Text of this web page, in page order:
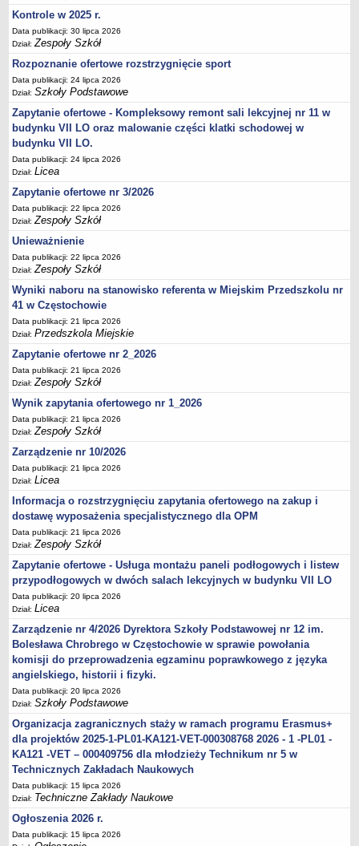
PONOWNE WYKORZYSTYWANIE
Sprawozdania
Deklaracja dostępności
DEKLARACJA DOSTĘPNOŚCI
OŚWIADCZENIA MAJĄTKOWE
PONOWNE WYKORZYSTYWANIE
UDOSTĘPNIANIE INFORMACJI PUBLICZNEJ
OCHRONA DANYCH OSOBOWYCH
Kontrole w 2025 r.
Data publikacji: 30 lipca 2026
Dział:Zespoły Szkół
Rozpoznanie ofertowe rozstrzygnięcie sport
Data publikacji: 24 lipca 2026
Dział:Szkoły Podstawowe
Zapytanie ofertowe - Kompleksowy remont sali lekcyjnej nr 11 w
budynku VII LO oraz malowanie części klatki schodowej w
budynku VII LO.
Data publikacji: 24 lipca 2026
Dział:Licea
Zapytanie ofertowe nr 3/2026
Data publikacji: 22 lipca 2026
Dział:Zespoły Szkół
Unieważnienie
Data publikacji: 22 lipca 2026
Dział:Zespoły Szkół
Wyniki naboru na stanowisko referenta w Miejskim Przedszkolu nr
41 w Częstochowie
Data publikacji: 21 lipca 2026
Dział:Przedszkola Miejskie
Zapytanie ofertowe nr 2_2026
Data publikacji: 21 lipca 2026
Dział:Zespoły Szkół
Wynik zapytania ofertowego nr 1_2026
Data publikacji: 21 lipca 2026
Dział:Zespoły Szkół
Zarządzenie nr 10/2026
Data publikacji: 21 lipca 2026
Dział:Licea
Informacja o rozstrzygnięciu zapytania ofertowego na zakup i
dostawę wyposażenia specjalistycznego dla OPM
Data publikacji: 21 lipca 2026
Dział:Zespoły Szkół
Zapytanie ofertowe - Usługa montażu paneli podłogowych i listew
przypodłogowych w dwóch salach lekcyjnych w budynku VII LO
Data publikacji: 20 lipca 2026
Dział:Licea
Zarządzenie nr 4/2026 Dyrektora Szkoły Podstawowej nr 12 im.
Bolesława Chrobrego w Częstochowie w sprawie powołania
komisji do przeprowadzenia egzaminu poprawkowego z języka
angielskiego, historii i fizyki.
Data publikacji: 20 lipca 2026
Dział:Szkoły Podstawowe
Organizacja zagranicznych staży w ramach programu Erasmus+
dla projektów 2025-1-PL01-KA121-VET-000308768 2026 - 1 -PL01 -
KA121 -VET – 000409756 dla młodzieży Technikum nr 5 w
Technicznych Zakładach Naukowych
Data publikacji: 15 lipca 2026
Dział: Techniczne Zakłady Naukowe
Ogłoszenia 2026 r.
Data publikacji: 15 lipca 2026